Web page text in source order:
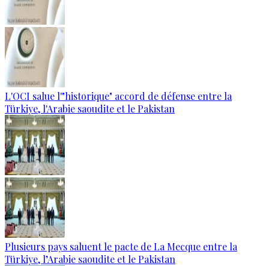
L'OCI salue l'"historique" accord de défense entre la
Türkiye, l'Arabie saoudite et le Pakistan
Plusieurs pays saluent le pacte de La Mecque entre la
Türkiye, l’Arabie saoudite et le Pakistan